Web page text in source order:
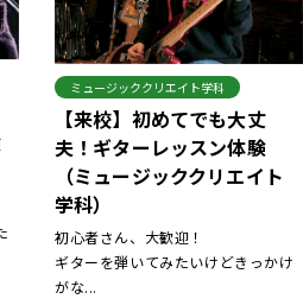
ミュージッククリエイト学科
【来校】初めてでも大丈
夫！ギターレッスン体験
（ミュージッククリエイト
学科）
初心者さん、大歓迎！
ギターを弾いてみたいけどきっかけ
がな...